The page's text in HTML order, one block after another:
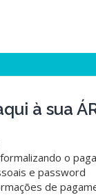
à sua
o
e password
de